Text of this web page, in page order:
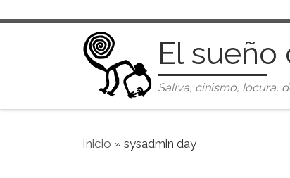
Saltar al contenido
El
Saliva, cinismo, locura,
Inicio » sysadmin day